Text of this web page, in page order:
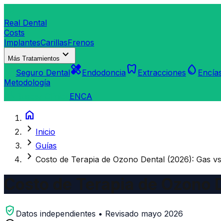
Real Dental
Costs
ImplantesCarillasFrenos
Más Tratamientos expand_more
Seguro DentalhealingEndodoncia dentistry Extracciones water_drop
Metodología
ENCA
home
chevron_right Inicio
chevron_right Guías
chevron_right Costo de Terapia de Ozono Dental (2026): Gas
verified_user Datos independientes • Revisado mayo 2026